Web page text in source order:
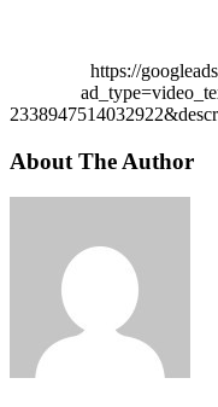
https://
About The Author